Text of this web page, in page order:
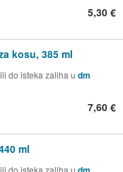
5,30 €
kosu, 385 ml
do isteka zaliha u dm
7,60 €
ml